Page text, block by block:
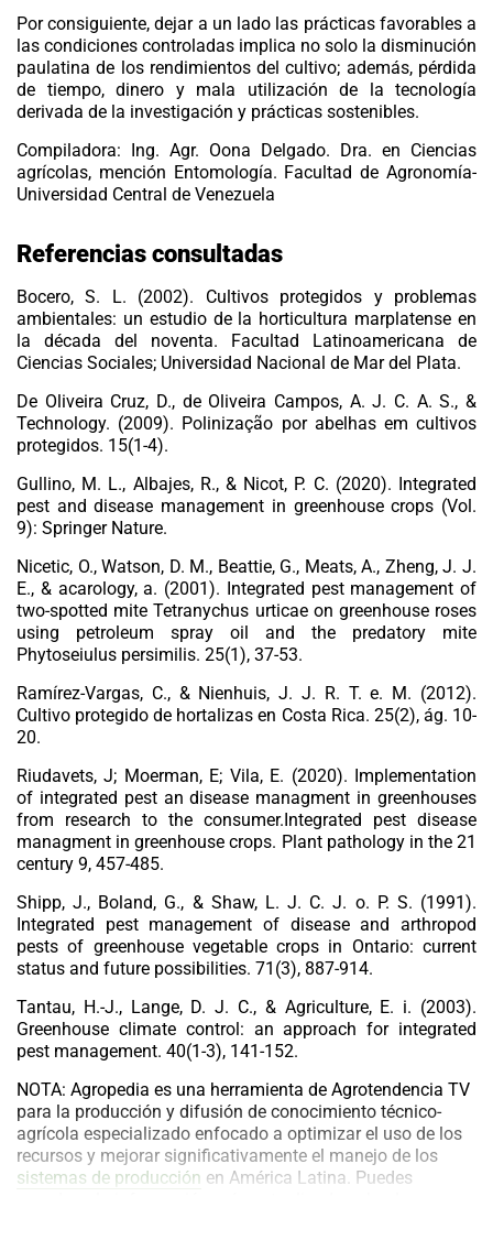
Por consiguiente, dejar a un lado las prácticas favorables a
las condiciones controladas implica no solo la disminución
paulatina de los rendimientos del cultivo; además, pérdida
de tiempo, dinero y mala utilización de la tecnología
derivada de la investigación y prácticas sostenibles.
Compiladora: Ing. Agr. Oona Delgado. Dra. en Ciencias
agrícolas, mención Entomología. Facultad de Agronomía-
Universidad Central de Venezuela
Referencias consultadas
Bocero, S. L. (2002). Cultivos protegidos y problemas
ambientales: un estudio de la horticultura marplatense en
la década del noventa. Facultad Latinoamericana de
Ciencias Sociales; Universidad Nacional de Mar del Plata.
De Oliveira Cruz, D., de Oliveira Campos, A. J. C. A. S., &
Technology. (2009). Polinização por abelhas em cultivos
protegidos. 15(1-4).
Gullino, M. L., Albajes, R., & Nicot, P. C. (2020).
Integrated
pest and disease management in greenhouse crops (Vol.
9): Springer Nature.
Nicetic, O., Watson, D. M., Beattie, G., Meats, A., Zheng, J. J.
E., & acarology, a. (2001). Integrated pest management of
two-spotted mite Tetranychus urticae on greenhouse roses
using petroleum spray oil and the predatory mite
Phytoseiulus persimilis. 25(1), 37-53.
Ramírez-Vargas, C., & Nienhuis, J. J. R. T. e. M. (2012).
Cultivo protegido de hortalizas en Costa Rica. 25(2), ág. 10-
20.
Riudavets, J; Moerman, E; Vila, E. (2020). Implementation
of integrated pest an disease managment in greenhouses
from research to the consumer.Integrated pest disease
managment in greenhouse crops. Plant pathology in the 21
century 9, 457-485.
Shipp, J., Boland, G., & Shaw, L. J. C. J. o. P. S. (1991).
Integrated pest management of disease and arthropod
pests of greenhouse vegetable crops in Ontario: current
status and future possibilities. 71 (3), 887-914.
Tantau, H.-J., Lange, D. J. C., & Agriculture, E. i. (2003).
Greenhouse climate control: an approach for integrated
pest management. 40(1-3), 141-152.
NOTA: Agropedia es una herramienta de Agrotendencia TV
para la producción y difusión de conocimiento técnico-
agrícola especializado enfocado a optimizar el uso de los
recursos y mejorar significativamente el manejo de los
sistemas de producción en América Latina. Puedes